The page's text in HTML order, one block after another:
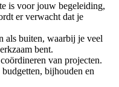
is voor jouw begeleiding,
er verwacht dat je
als buiten, waarbij je veel
bent.
van projecten.
bijhouden en